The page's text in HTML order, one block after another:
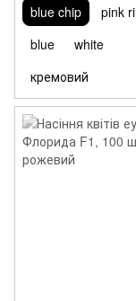
blue chip
pink
blue
white
кремовий